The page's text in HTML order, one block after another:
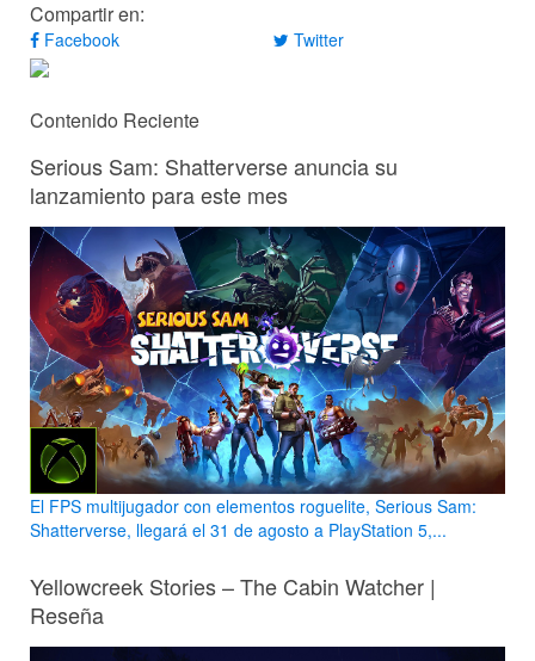
Compartir en:
Facebook Twitter
Contenido Reciente
Serious Sam: Shatterverse anuncia su
lanzamiento para este mes
El FPS multijugador con elementos roguelite, Serious Sam:
Shatterverse, llegará el 31 de agosto a PlayStation 5,...
Yellowcreek Stories – The Cabin Watcher |
Reseña